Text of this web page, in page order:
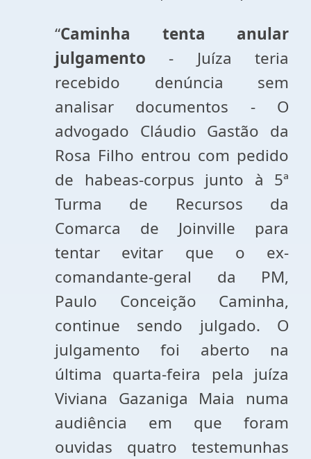
“Caminha tenta anular
julgamento - Juíza teria
recebido denúncia sem
analisar documentos - O
advogado Cláudio Gastão da
Rosa Filho entrou com pedido
de habeas-corpus junto à 5ª
Turma de Recursos da
Comarca de Joinville para
tentar evitar que o ex-
comandante-geral da PM,
Paulo Conceição Caminha,
continue sendo julgado. O
julgamento foi aberto na
última quarta-feira pela juíza
Viviana Gazaniga Maia numa
audiência em que foram
ouvidas quatro testemunhas